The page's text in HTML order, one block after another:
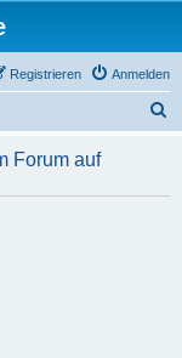
Anmelden
Registrieren
h
Forum auf